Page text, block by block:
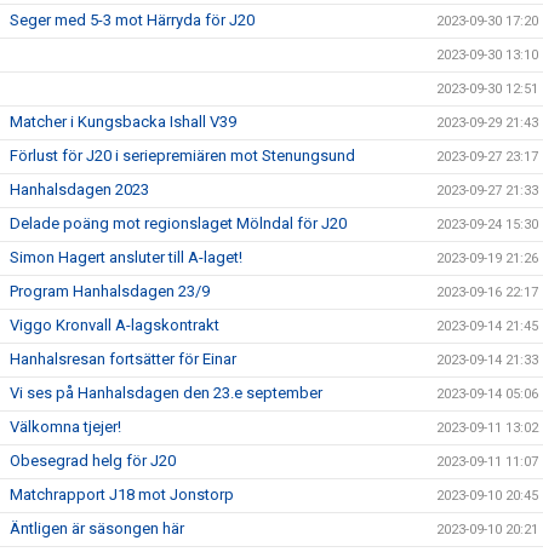
Seger med 5-3 mot Härryda för J20 2023-09-30 17:20
2023-09-30 13:10
2023-09-30 12:51
Matcher i Kungsbacka Ishall V39 2023-09-29 21:43
Förlust för J20 i seriepremiären mot Stenungsund 2023-09-27 23:17
Hanhalsdagen 2023 2023-09-27 21:33
Delade poäng mot regionslaget Mölndal för J20 2023-09-24 15:30
Simon Hagert ansluter till A-laget! 2023-09-19 21:26
Program Hanhalsdagen 23/9 2023-09-16 22:17
Viggo Kronvall A-lagskontrakt 2023-09-14 21:45
Hanhalsresan fortsätter för Einar 2023-09-14 21:33
Vi ses på Hanhalsdagen den 23.e september 2023-09-14 05:06
Välkomna tjejer! 2023-09-11 13:02
Obesegrad helg för J20 2023-09-11 11:07
Matchrapport J18 mot Jonstorp 2023-09-10 20:45
Äntligen är säsongen här 2023-09-10 20:21